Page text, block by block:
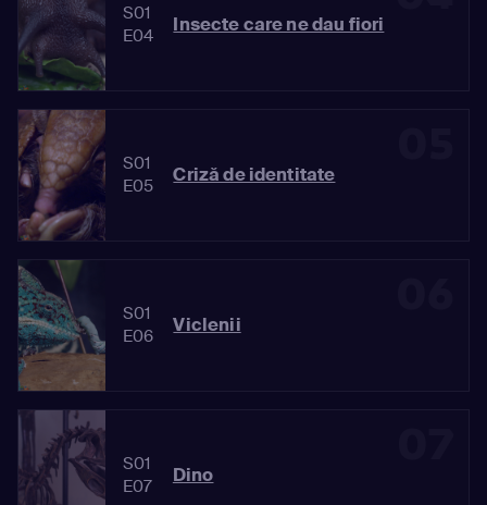
S01
E04
Insecte care ne dau fiori
S01
E05
Criză de identitate
S01
E06
Viclenii
S01
E07
Dino